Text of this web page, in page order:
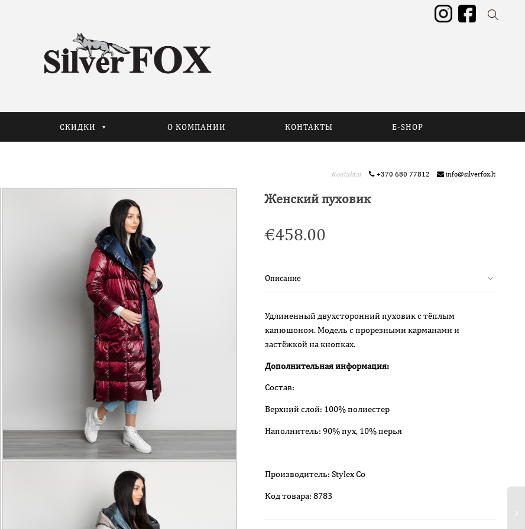
СКИДКИ О КОМПАНИИ КОНТАКТЫ E-SHOP
Kontaktai +370 680 77812 info@silverfox.lt
Женский пуховик
€458.00
Описание
Удлиненный двухсторонний пуховик с тёплым
капюшоном. Модель с прорезными карманами и
застёжкой на кнопках.
Дополнительная информация:
Состав:
Верхний слой: 100% полиестер
Наполнитель: 90% пух, 10% перья
Производитель: Stylex Co
Код товара: 8783